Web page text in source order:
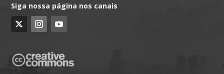
Siga nossa página nos canais